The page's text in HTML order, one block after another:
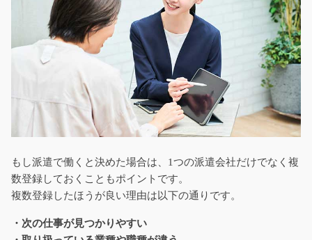
もし派遣で働くと決めた場合は、1つの派遣会社だけでなく複
数登録しておくこともポイントです。
複数登録したほうが良い理由は以下の通りです。
・次の仕事が見つかりやすい